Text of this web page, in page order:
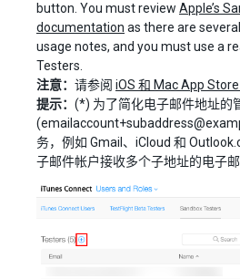
button. You must review Apple’s
documentation as there are
usage notes, and you must use a
Testers.
注意： 请参阅 iOS 和 Mac App
提示： (*) 为了简化电子邮件地址的
务，例如 Gmail、iCloud 和
子邮件帐户接收多个子地址的电子邮